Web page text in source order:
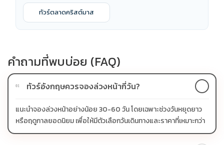
ทัวร์ตลาดคริสต์มาส
คำถามที่พบบ่อย (FAQ)
01 ทัวร์อังกฤษควรจองล่วงหน้ากี่วัน?
แนะนำจองล่วงหน้าอย่างน้อย 30-60 วัน โดยเฉพาะช่วงวันหยุดยาว
หรือฤดูกาลยอดนิยม เพื่อให้มีตัวเลือกวันเดินทางและราคาที่เหมาะกว่า